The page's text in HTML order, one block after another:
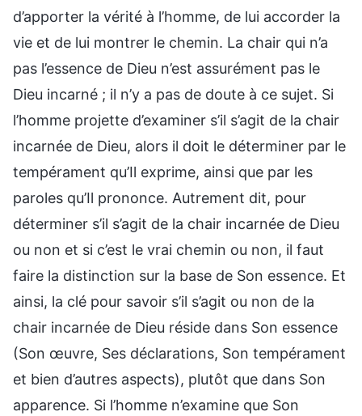
d’apporter la vérité à l’homme, de lui accorder la
vie et de lui montrer le chemin. La chair qui n’a
pas l’essence de Dieu n’est assurément pas le
Dieu incarné ; il n’y a pas de doute à ce sujet. Si
l’homme projette d’examiner s’il s’agit de la chair
incarnée de Dieu, alors il doit le déterminer par le
tempérament qu’Il exprime, ainsi que par les
paroles qu’Il prononce. Autrement dit, pour
déterminer s’il s’agit de la chair incarnée de Dieu
ou non et si c’est le vrai chemin ou non, il faut
faire la distinction sur la base de Son essence. Et
ainsi, la clé pour savoir s’il s’agit ou non de la
chair incarnée de Dieu réside dans Son essence
(Son œuvre, Ses déclarations, Son tempérament
et bien d’autres aspects), plutôt que dans Son
apparence. Si l’homme n’examine que Son